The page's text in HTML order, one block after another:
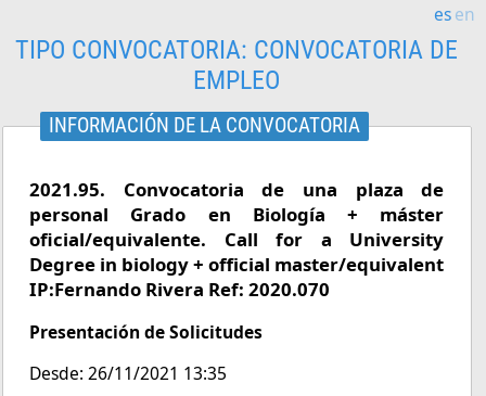
esen
TIPO CONVOCATORIA: CONVOCATORIA DE
EMPLEO
INFORMACIÓN DE LA CONVOCATORIA
2021.95. Convocatoria de una plaza de
personal Grado en Biología + máster
oficial/equivalente. Call for a University
Degree in biology + official master/equivalent
IP:Fernando Rivera Ref: 2020.070
Presentación de Solicitudes
Desde: 26/11/2021 13:35